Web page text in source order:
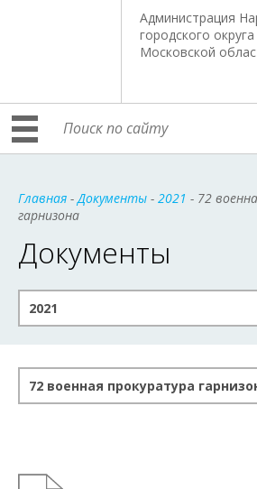
Администрация
городского округа
Московской
Главная -Документы - 2021 - 72
гарнизона
Документы
2021
72 военная прокуратура